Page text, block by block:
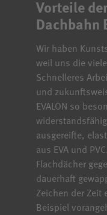
Vorteile
Dachbahn
Wir haben
weil uns die
Schnelleres
und
EVALON so
ausgereifte,
aus EVA und
Flachdächer
dauerhaft
Zeichen der Zeit
Beispiel